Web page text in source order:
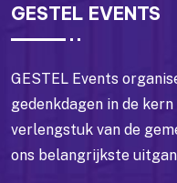
GESTEL EVENTS
GESTEL Events
gedenkdagen in de
verlengstuk van de
ons belangrijkste